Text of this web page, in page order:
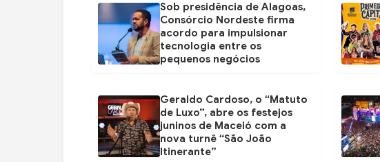
Sob presidência de Alagoas,
Consórcio Nordeste firma
acordo para impulsionar
tecnologia entre os
pequenos negócios
Geraldo Cardoso, o “Matuto
de Luxo”, abre os festejos
juninos de Maceió com a
nova turnê “São João
Itinerante”